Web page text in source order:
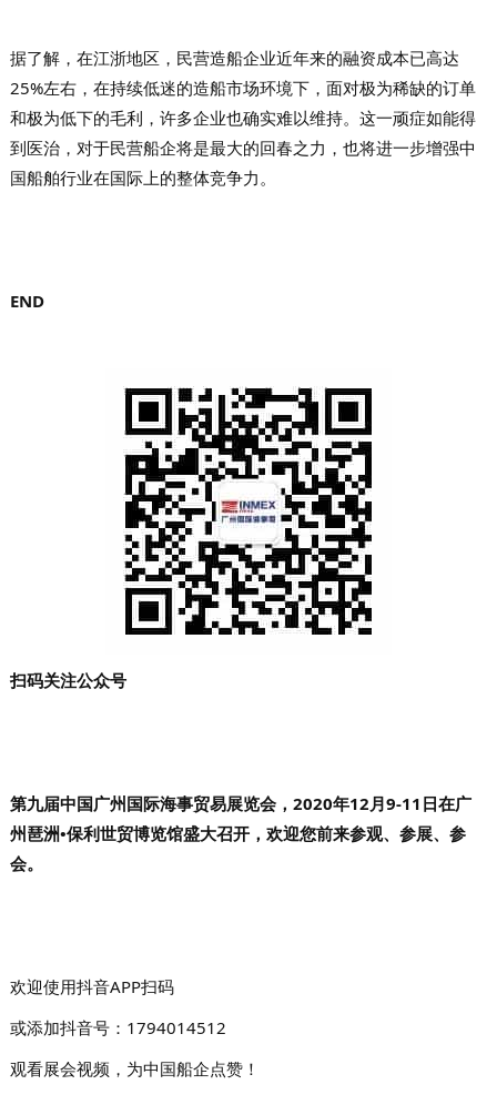
据了解，在江浙地区，民营造船企业近年来的融资成本已高达
25%左右，在持续低迷的造船市场环境下，面对极为稀缺的订单
和极为低下的毛利，许多企业也确实难以维持。这一顽症如能得
到医治，对于民营船企将是最大的回春之力，也将进一步增强中
国船舶行业在国际上的整体竞争力。
END
扫码关注公众号
第九届中国广州国际海事贸易展览会， 2020年12月9-11日在广
州琶洲•保利世贸博览馆盛大召开，欢迎您前来参观、参展、参
会。
欢迎使用抖音APP扫码
或添加抖音号：1794014512
观看展会视频，为中国船企点赞！